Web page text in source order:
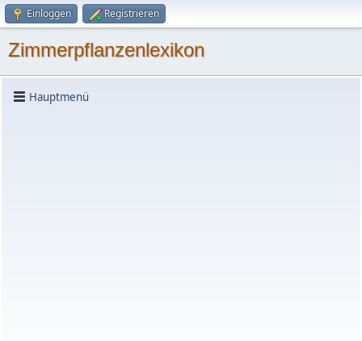
Einloggen Registrieren
Zimmerpflanzenlexikon
Hauptmenü